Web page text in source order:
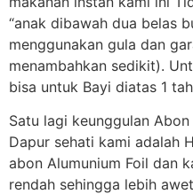
“anak dibawah dua belas
menggunakan gula dan
menambahkan sedikit).
bisa untuk Bayi diatas 1
Satu lagi keunggulan
Dapur sehati kami adalah
abon Alumunium Foil dan
rendah sehingga lebih